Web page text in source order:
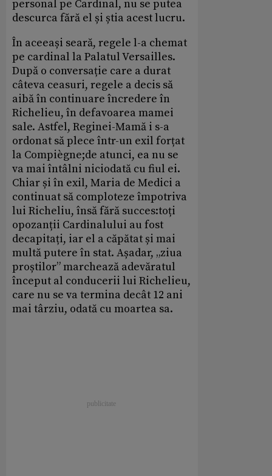
personal pe Cardinal, nu se putea
descurca fără el și știa acest lucru.
În aceeași seară, regele l-a chemat
pe cardinal la Palatul Versailles.
După o conversație care a durat
câteva ceasuri, regele a decis să
aibă în continuare încredere în
Richelieu, în defavoarea mamei
sale. Astfel, Reginei-Mamă i s-a
ordonat să plece într-un exil forțat
la Compiègne;de atunci, ea nu se
va mai întâlni niciodată cu fiul ei.
Chiar și în exil, Maria de Medici a
continuat să comploteze împotriva
lui Richeliu, însă fără succes:toți
opozanții Cardinalului au fost
decapitați, iar el a căpătat și mai
multă putere în stat. Așadar, „ziua
proștilor” marchează adevăratul
început al conducerii lui Richelieu,
care nu se va termina decât 12 ani
mai târziu, odată cu moartea sa.